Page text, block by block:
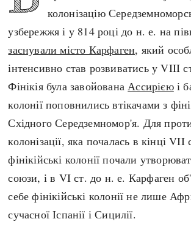
Наука, освіта і техніка
Особистості
Подорожі і відкриття
Політика
Релігія
Розваги і дозвілля
Спорт
Чудеса світу
Австралія
Азія
Америка
Античні
Темні віки
Високе
Пізнє
Нова
Новітня
Наш час
Індекси
Нові
колонізацію
узбережжя і у 814 році до н. е. на
заснували місто Карфаген, який
інтенсивно став розвиватись у VIII
Фінікія була завойована Ассирієюі
колонії поповнились втікачами з
Східного Середземномор'я. Для
колонізації, яка почалась в кінці VII
фінікійські колонії почали
союзи, і в VI ст. до н. е. Карфаген
себе фінікійські колонії не лише
сучасної Іспанії і Сицилії.